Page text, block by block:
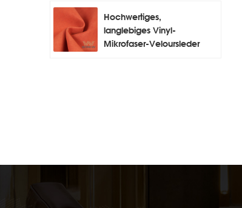
Hochwertiges,
langlebiges Vinyl-
Mikrofaser-Veloursleder